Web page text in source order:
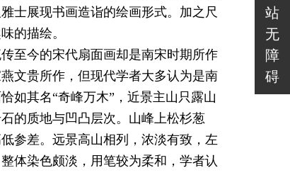
站
无
障
碍
士展现书画造诣的绘画形式。加之尺
的描绘。
至今的宋代扇面画却是南宋时期所作
文贵所作，但现代学者大多认为是南
如其名“奇峰万木”，近景主山只露山
的质地与凹凸层次。山峰上松杉葱
参差。远景高山相列，浓淡有致，左
体染色颇淡，用笔较为柔和，学者认